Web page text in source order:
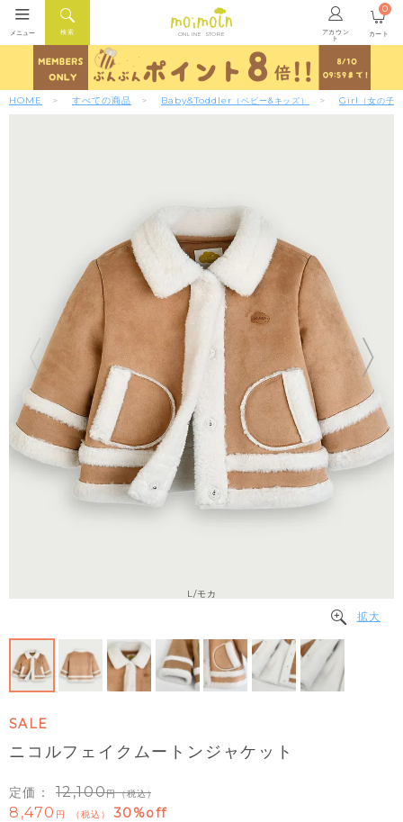
ONLINE STORE アカウン
ト
検索
メニュー カート
0
HOME すべての商品 Baby&Toddler （ベビー&キッズ） Girl （女の子）
L/モカ
拡大
SALE
ニコルフェイクムートンジャケット
定価： 12,100 （税込）
8,470 税込 30%off